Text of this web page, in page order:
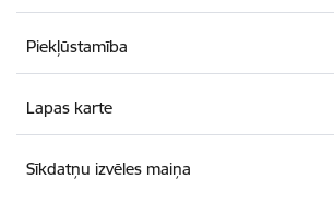
Piekļūstamība
Lapas karte
Sīkdatņu izvēles maiņa